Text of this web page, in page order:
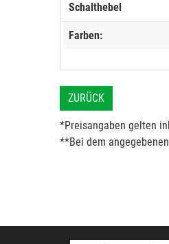
Schalthebel
Farben:
ZURÜCK
*Preisangaben gelten
**Bei dem